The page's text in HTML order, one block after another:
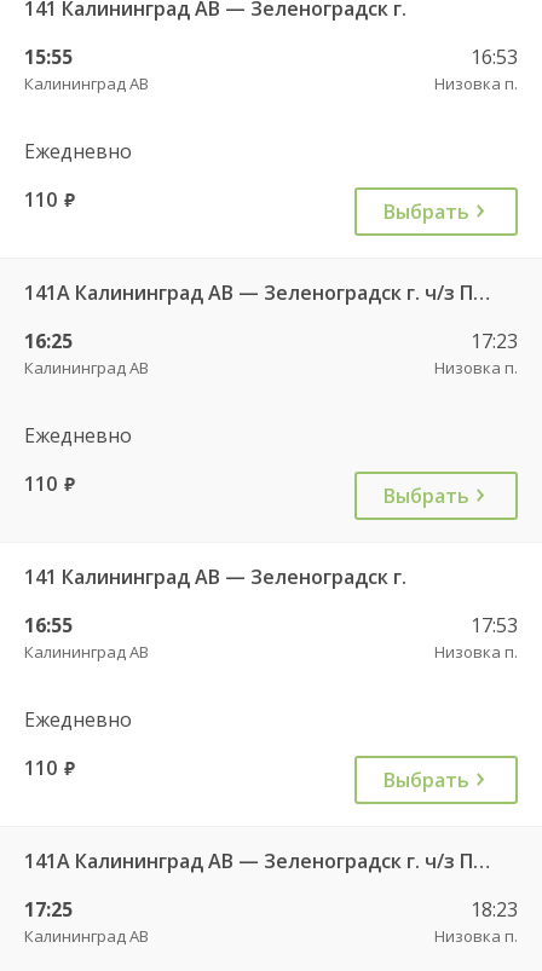
141 Калининград АВ — Зеленоградск г.
15:55
Калининград АВ
16:53
Низовка п.
Ежедневно
110 руб. Выбрать
141А Калининград АВ — Зеленоградск г. ч/з Петрово п.
16:25
Калининград АВ
17:23
Низовка п.
Ежедневно
110 руб. Выбрать
141 Калининград АВ — Зеленоградск г.
16:55
Калининград АВ
17:53
Низовка п.
Ежедневно
110 руб. Выбрать
141А Калининград АВ — Зеленоградск г. ч/з Петрово п.
17:25
Калининград АВ
18:23
Низовка п.